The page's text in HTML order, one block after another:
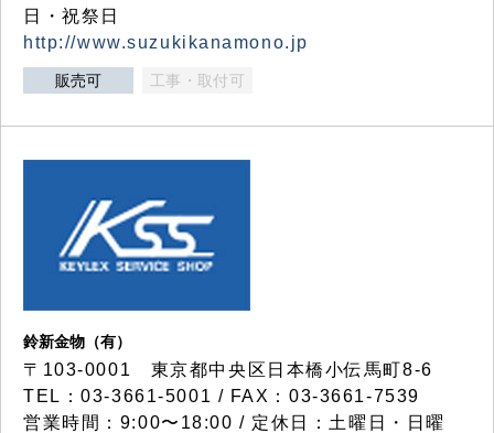
日・祝祭日
http://www.suzukikanamono.jp
販売可 工事・取付可
鈴新金物（有）
〒103-0001 東京都中央区日本橋小伝馬町8-6
TEL：03-3661-5001 / FAX：03-3661-7539
営業時間：9:00〜18:00 / 定休日：土曜日・日曜